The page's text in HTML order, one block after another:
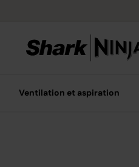
Ventilation et aspiration